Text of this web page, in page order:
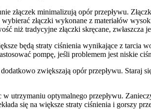
złączek minimalizują opór przepływu.
złączki wykonane z materiałów
niż tradycyjne złączki skręcane,
będą straty ciśnienia wynikające z tarcia
pompę, jeśli problemem jest niskie
zwiększają opór przepływu. Staraj
utrzymaniu optymalnego przepływu.
się na większe straty ciśnienia i gorszy